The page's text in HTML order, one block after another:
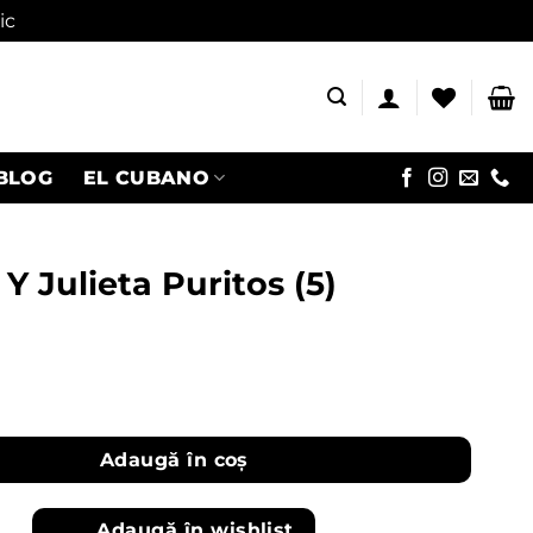
EL CUBANO
Julieta Puritos (5)
Adaugă în coș